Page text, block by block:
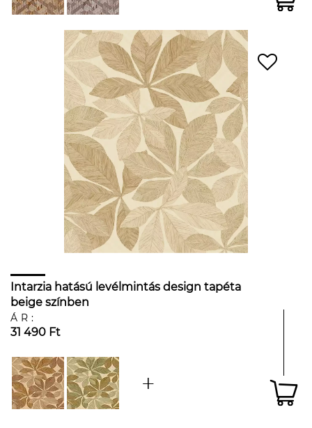
Intarzia hatású levélmintás design tapéta
beige színben
ÁR:
31 490 Ft